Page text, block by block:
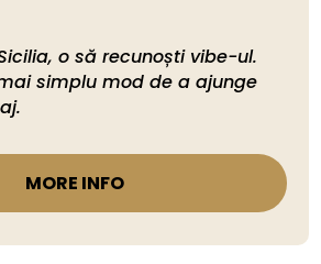
o să recunoști vibe-ul.
simplu mod de a ajunge
MORE INFO